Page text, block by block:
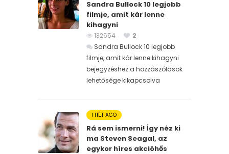
Sandra Bullock 10 legjobb
filmje, amit kár lenne
kihagyni
132654
2
Sandra Bullock 10 legjobb
filmje, amit kár lenne kihagyni
bejegyzéshez a hozzászólások
lehetősége kikapcsolva
1 HÉT AGO
Rá sem ismerni! Így néz ki
ma Steven Seagal, az
egykor híres akcióhős